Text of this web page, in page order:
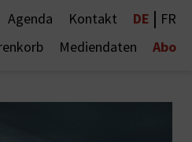
Agenda Kontakt DE | FR
Mediendaten Abo